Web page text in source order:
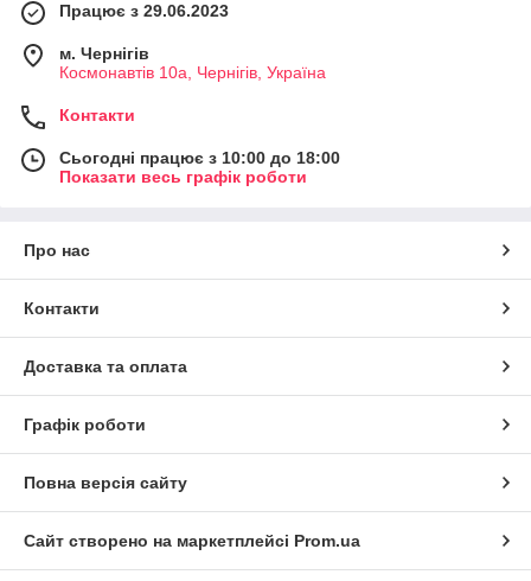
Працює з 29.06.2023
м. Чернігів
Космонавтів 10а, Чернігів, Україна
Контакти
Сьогодні працює з 10:00 до 18:00
Показати весь графік роботи
Про нас
Контакти
Доставка та оплата
Графік роботи
Повна версія сайту
Сайт створено на маркетплейсі Prom.ua